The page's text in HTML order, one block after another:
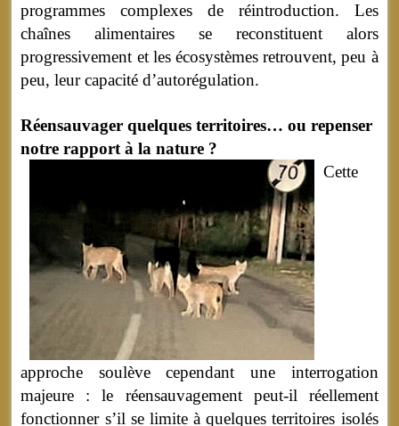
programmes complexes de réintroduction. Les
chaînes alimentaires se reconstituent alors
progressivement et les écosystèmes retrouvent, peu à
peu, leur capacité d’autorégulation.
Réensauvager quelques territoires… ou repenser
notre rapport à la nature ?
Cette
approche soulève cependant une interrogation
majeure : le réensauvagement peut-il réellement
fonctionner s’il se limite à quelques territoires isolés